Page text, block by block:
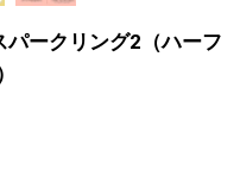
ークリング2（ハーフ